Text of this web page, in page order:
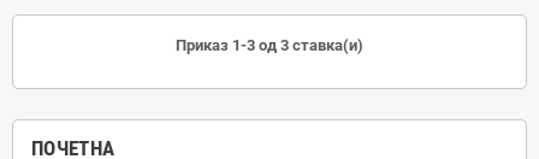
ПОЧЕТНА
Приказ 1-3 од 3 ставка(и)